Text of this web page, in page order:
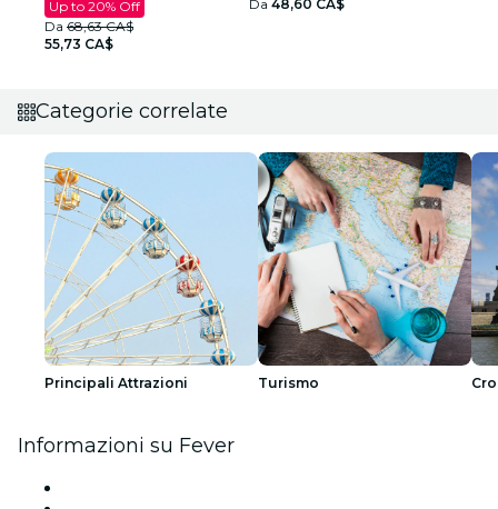
Up to 20% Off
Da 68,63 CA$
55,73 CA$
Da 48,60 CA$
Categorie correlate
Principali Attrazioni Turismo
Informazioni su Fever